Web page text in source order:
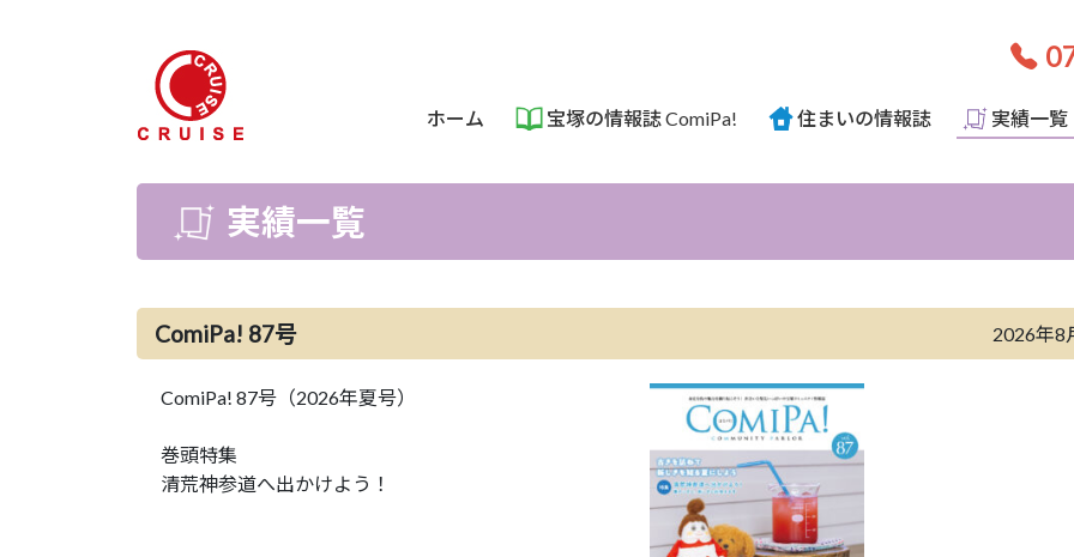
ホーム 宝塚の情報誌 ComiPa! 住まいの情報誌 実績一覧
実績一覧
ComiPa! 87号 2026年8
ComiPa! 87号（2026年夏号）
巻頭特集
清荒神参道へ出かけよう！